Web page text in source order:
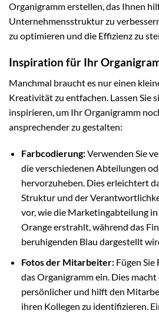
Organigramm erstellen, das Ihnen
Unternehmensstruktur zu
zu optimieren und die Effizienz zu
Inspiration für Ihr
Manchmal braucht es nur einen
Kreativität zu entfachen. Lassen Sie
inspirieren, um Ihr Organigramm
ansprechender zu gestalten:
Farbcodierung:Verwenden Sie
die verschiedenen Abteilungen
hervorzuheben. Dies erleichtert
Struktur und der
vor, wie die Marketingabteilung
Orange erstrahlt, während das
beruhigenden Blau dargestellt
Fotos der Mitarbeiter:Fügen Sie
das Organigramm ein. Dies
persönlicher und hilft den
ihren Kollegen zu identifizieren.